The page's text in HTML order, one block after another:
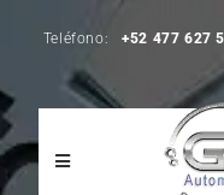
Teléfono: +52 477 627